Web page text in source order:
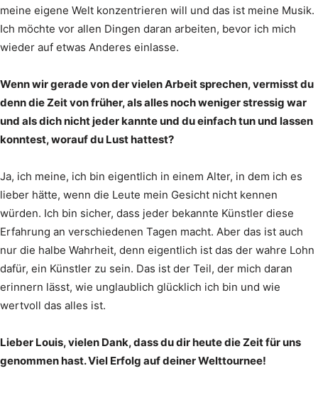
meine eigene Welt konzentrieren will und das ist meine Musik.
Ich möchte vor allen Dingen daran arbeiten, bevor ich mich
wieder auf etwas Anderes einlasse.
Wenn wir gerade von der vielen Arbeit sprechen, vermisst du
denn die Zeit von früher, als alles noch weniger stressig war
und als dich nicht jeder kannte und du einfach tun und lassen
konntest, worauf du Lust hattest?
Ja, ich meine, ich bin eigentlich in einem Alter, in dem ich es
lieber hätte, wenn die Leute mein Gesicht nicht kennen
würden. Ich bin sicher, dass jeder bekannte Künstler diese
Erfahrung an verschiedenen Tagen macht. Aber das ist auch
nur die halbe Wahrheit, denn eigentlich ist das der wahre Lohn
dafür, ein Künstler zu sein. Das ist der Teil, der mich daran
erinnern lässt, wie unglaublich glücklich ich bin und wie
wertvoll das alles ist.
Lieber Louis, vielen Dank, dass du dir heute die Zeit für uns
genommen hast. Viel Erfolg auf deiner Welttournee!